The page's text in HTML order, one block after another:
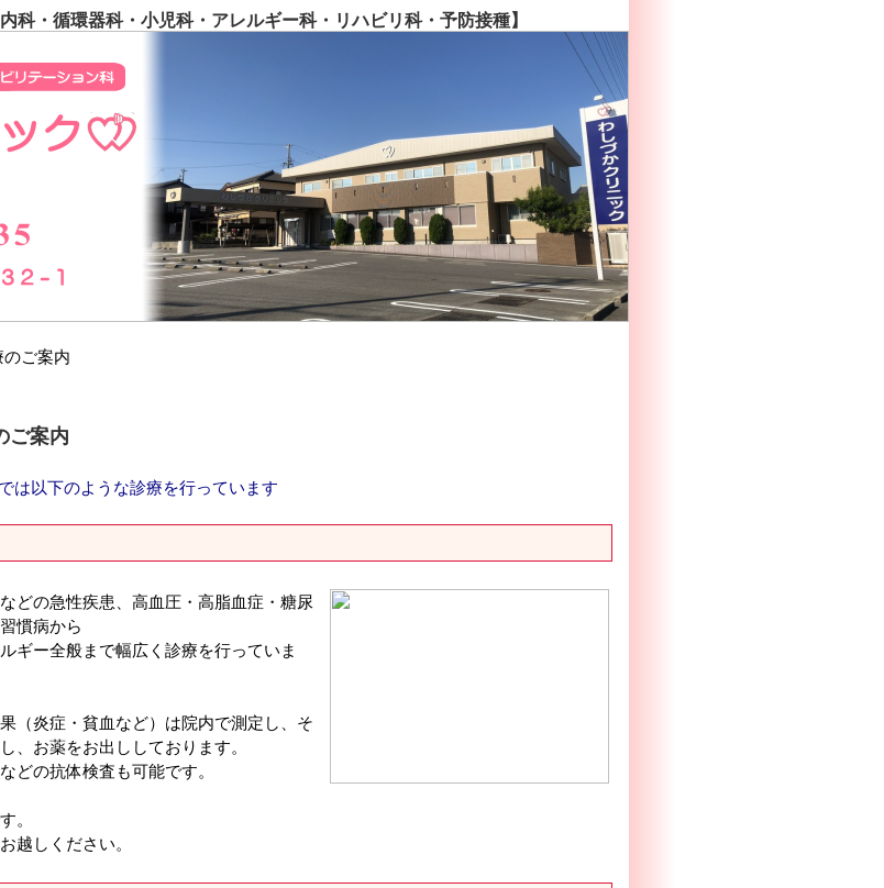
・循環器科・小児科・アレルギー科・リハビリ科・予防接種】
ご案内
ご案内
は以下のような診療を行っています
どの急性疾患、高血圧・高脂血症・糖尿
慣病から
ギー全般まで幅広く診療を行っていま
（炎症・貧血など）は院内で測定し、そ
、お薬をお出ししております。
どの抗体検査も可能です。
。
越しください。